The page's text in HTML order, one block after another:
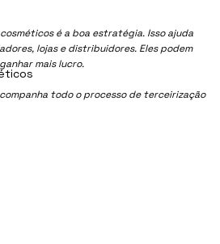
é a boa estratégia. Isso ajuda
lojas e distribuidores. Eles podem
mais lucro.
todo o processo de terceirização